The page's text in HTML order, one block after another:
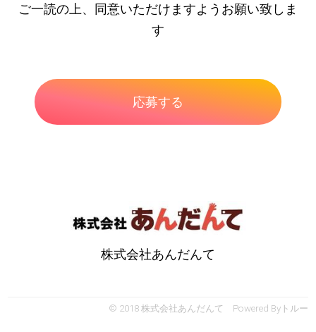
ご一読の上、同意いただけますようお願い致しま
す
株式会社あんだんて
© 2018 株式会社あんだんて Powered Byトルー